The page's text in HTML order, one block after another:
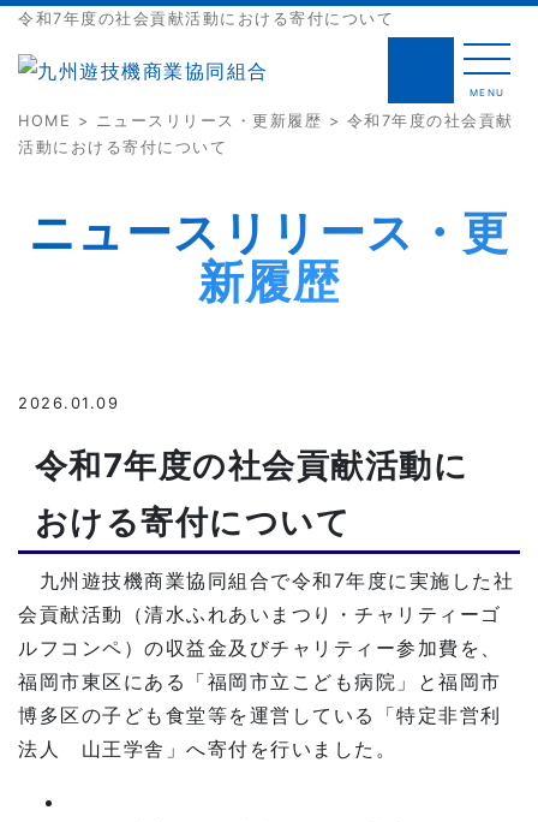
令和7年度の社会貢献活動における寄付について
MENU
HOME > ニュースリリース・更新履歴 > 令和7年度の社会貢献
活動における寄付について
ニュースリリース・更
新履歴
2026.01.09
令和7年度の社会貢献活動に
おける寄付について
九州遊技機商業協同組合で令和7年度に実施した社
会貢献活動（清水ふれあいまつり・チャリティーゴ
ルフコンペ）の収益金及びチャリティー参加費を、
福岡市東区にある「福岡市立こども病院」と福岡市
博多区の子ども食堂等を運営している「特定非営利
法人 山王学舎」へ寄付を行いました。